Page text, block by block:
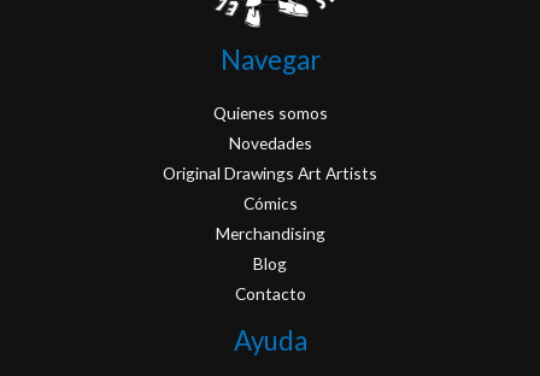
Navegar
Quienes somos
Novedades
Original Drawings Art Artists
Cómics
Merchandising
Blog
Contacto
Ayuda